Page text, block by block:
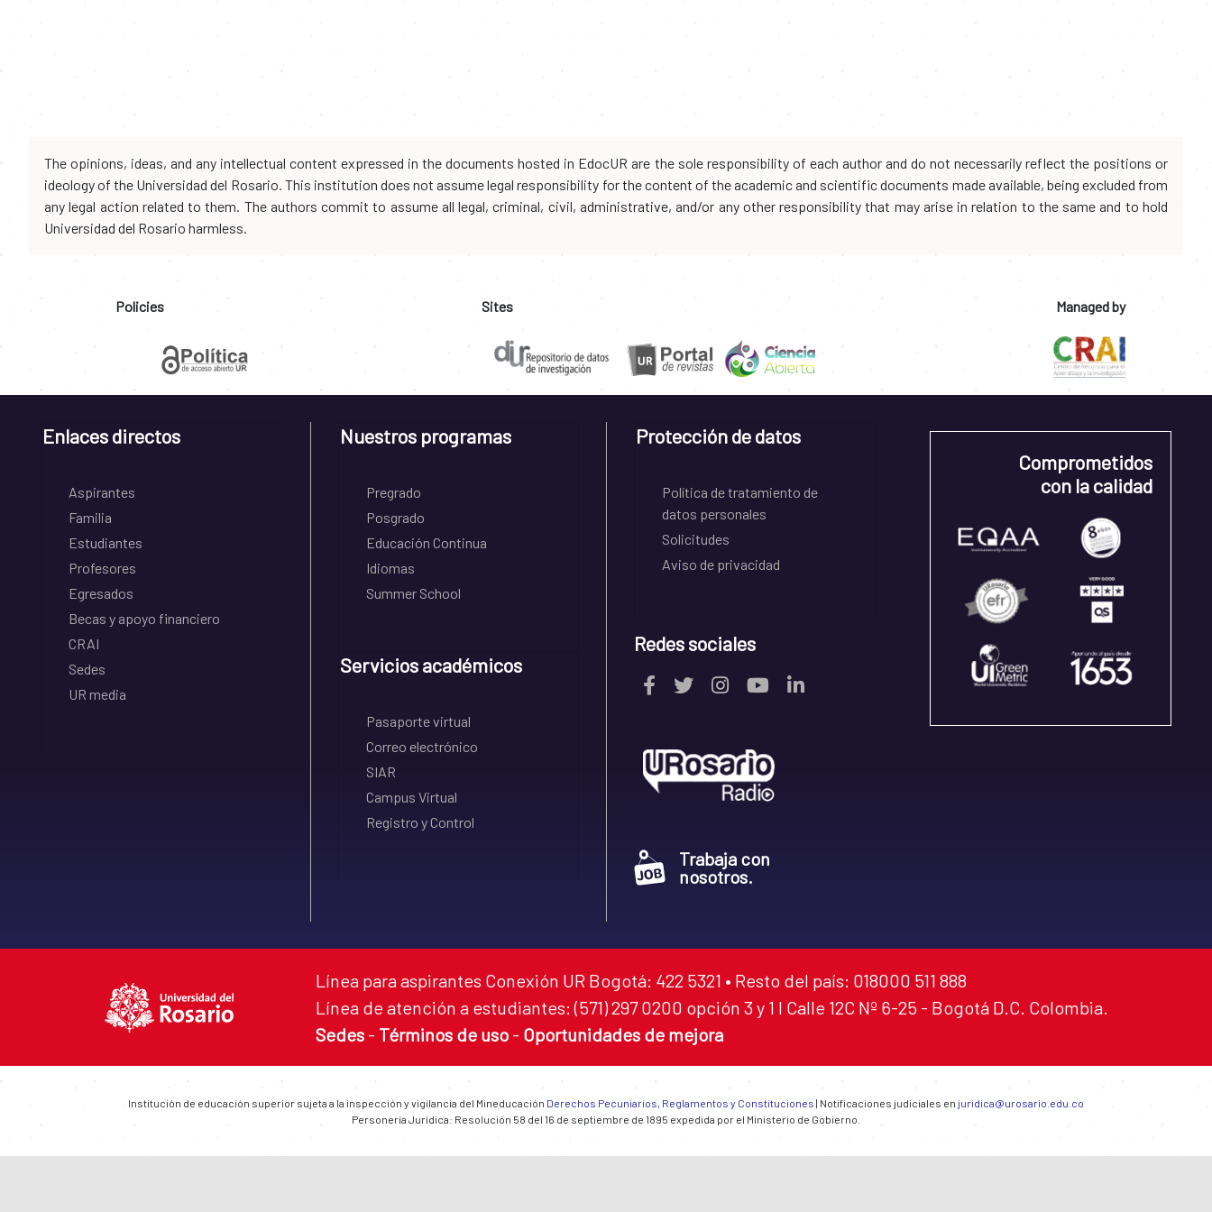
The opinions, ideas, and any intellectual content expressed in the documents hosted in EdocUR are the sole responsibility of each author and do not necessarily reflect the positions or
ideology of the Universidad del Rosario. This institution does not assume legal responsibility for the content of the academic and scientific documents made available, being excluded from
any legal action related to them. The authors commit to assume all legal, criminal, civil, administrative, and/or any other responsibility that may arise in relation to the same and to hold
Universidad del Rosario harmless.
Policies Sites Managed by
Enlaces directos
Aspirantes
Familia
Estudiantes
Profesores
Egresados
Becas y apoyo financiero
CRAI
Sedes
UR media
Nuestros programas
Pregrado
Posgrado
Educación Continua
Idiomas
Summer School
Servicios académicos
Pasaporte virtual
Correo electrónico
SIAR
Campus Virtual
Registro y Control
Protección de datos
Política de tratamiento de
datos personales
Solicitudes
Aviso de privacidad
Redes sociales
Trabaja con
nosotros.
Comprometidos
con la calidad
Línea para aspirantes Conexión UR Bogotá: 422 5321 • Resto del país: 018000 511 888
Línea de atención a estudiantes: (571) 297 0200 opción 3 y 1 I Calle 12C Nº 6-25 - Bogotá D.C. Colombia.
Sedes - Términos de uso - Oportunidades de mejora
Institución de educación superior sujeta a la inspección y vigilancia del Mineducación Derechos Pecuniarios, Reglamentos y Constituciones | Notificaciones judiciales en juridica@urosario.edu.co
Personería Jurídica: Resolución 58 del 16 de septiembre de 1895 expedida por el Ministerio de Gobierno.